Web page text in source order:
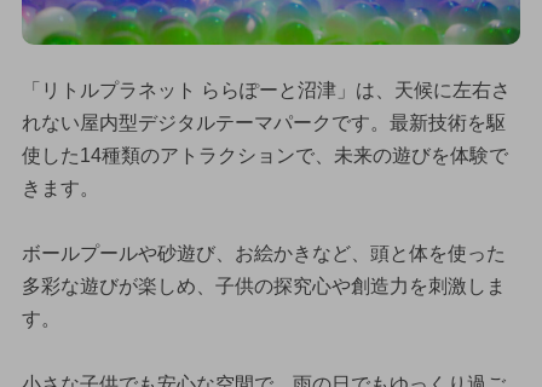
「リトルプラネット ららぽーと沼津」は、天候に左右さ
れない屋内型デジタルテーマパークです。最新技術を駆
使した14種類のアトラクションで、未来の遊びを体験で
きます。
ボールプールや砂遊び、お絵かきなど、頭と体を使った
多彩な遊びが楽しめ、子供の探究心や創造力を刺激しま
す。